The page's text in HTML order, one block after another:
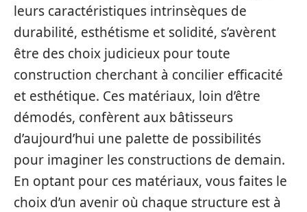
leurs caractéristiques intrinsèques de
durabilité, esthétisme et solidité, s’avèrent
être des choix judicieux pour toute
construction cherchant à concilier efficacité
et esthétique. Ces matériaux, loin d’être
démodés, confèrent aux bâtisseurs
d’aujourd’hui une palette de possibilités
pour imaginer les constructions de demain.
En optant pour ces matériaux, vous faites le
choix d’un avenir où chaque structure est à